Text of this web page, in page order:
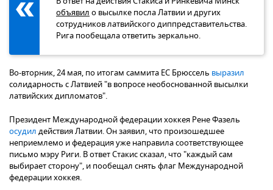
объявил о высылке посла Латвии и других
сотрудников латвийского диппредставительства.
Рига пообещала ответить зеркально.
Во-вторник, 24 мая, по итогам саммита ЕС Брюссель выразил
солидарность с Латвией "в вопросе необоснованной высылки
латвийских дипломатов".
Президент Международной федерации хоккея Рене Фазель
осудил действия Латвии. Он заявил, что произошедшее
неприемлемо и федерация уже направила соответствующее
письмо мэру Риги. В ответ Стакис сказал, что "каждый сам
выбирает сторону", и пообещал снять флаг Международной
федерации хоккея.